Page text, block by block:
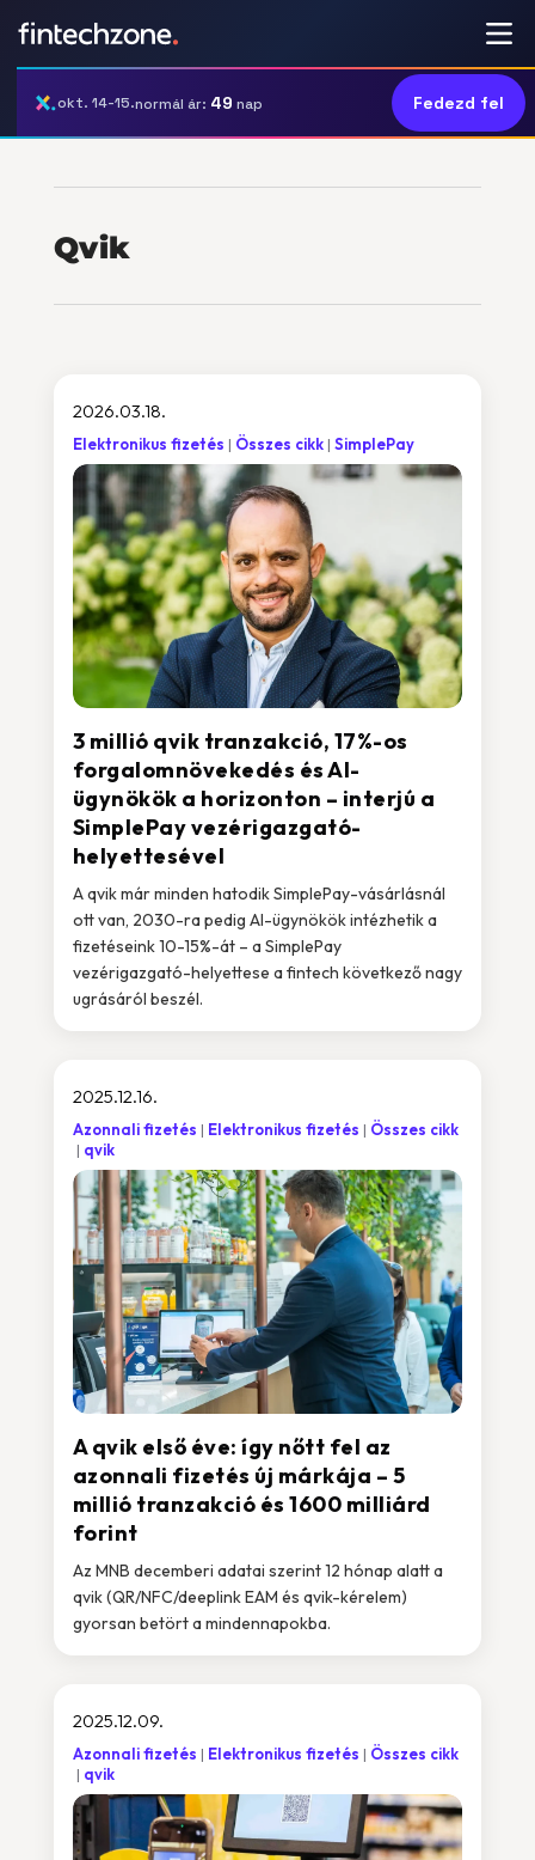
okt. 14-15.normál ár: 49 nap Fedezd fel
Qvik
3 millió qvik tranzakció, 17%-os
forgalomnövekedés és AI-
ügynökök a horizonton – interjú a
SimplePay vezérigazgató-
helyettesével
2026.03.18.
Elektronikus fizetés Összes cikk SimplePay
A qvik már minden hatodik SimplePay-vásárlásnál
ott van, 2030-ra pedig AI-ügynökök intézhetik a
fizetéseink 10-15%-át – a SimplePay
vezérigazgató-helyettese a fintech következő nagy
ugrásáról beszél.
A qvik első éve: így nőtt fel az
azonnali fizetés új márkája – 5
millió tranzakció és 1600 milliárd
forint
2025.12.16.
Azonnali fizetés Elektronikus fizetés
Összes cikk
qvik
Az MNB decemberi adatai szerint 12 hónap alatt a
qvik (QR/NFC/deeplink EAM és qvik-kérelem)
gyorsan betört a mindennapokba.
2025.12.09.
Azonnali fizetés Elektronikus fizetés
Összes cikk
qvik